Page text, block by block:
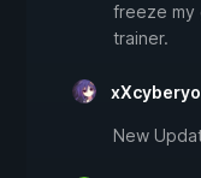
freeze my
trainer.
New